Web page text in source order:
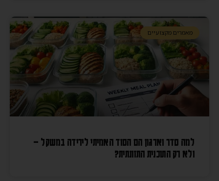
מאמרים מקצועיים
למה סדר וארגון הם הסוד האמיתי לירידה במשקל –
ולא רק התוכנית התזונתית?